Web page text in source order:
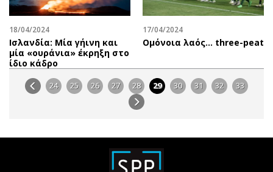
18/04/2024
Ισλανδία: Μία γήινη και
μία «ουράνια» έκρηξη στο
ίδιο κάδρο
17/04/2024
Oμόνοια λαός… three-peat
24 25 26 27 28 29 30 31 32 33